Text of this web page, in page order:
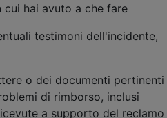
cui hai avuto a che fare
testimoni dell'incidente,
o dei documenti pertinenti
di rimborso, inclusi
a supporto del reclamo